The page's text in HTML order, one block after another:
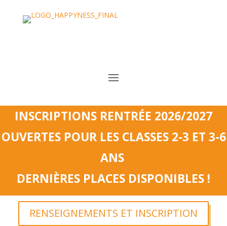
INSCRIPTIONS RENTRÉE 2026/2027
OUVERTES POUR LES CLASSES 2-3 ET 3-6
ANS
DERNIÈRES PLACES DISPONIBLES !
RENSEIGNEMENTS ET INSCRIPTION